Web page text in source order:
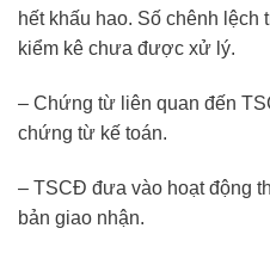
hết khấu hao. Số chênh lệch
kiểm kê chưa được xử lý.
– Chứng từ liên quan đến
chứng từ kế toán.
– TSCĐ đưa vào hoạt động
bản giao nhận.